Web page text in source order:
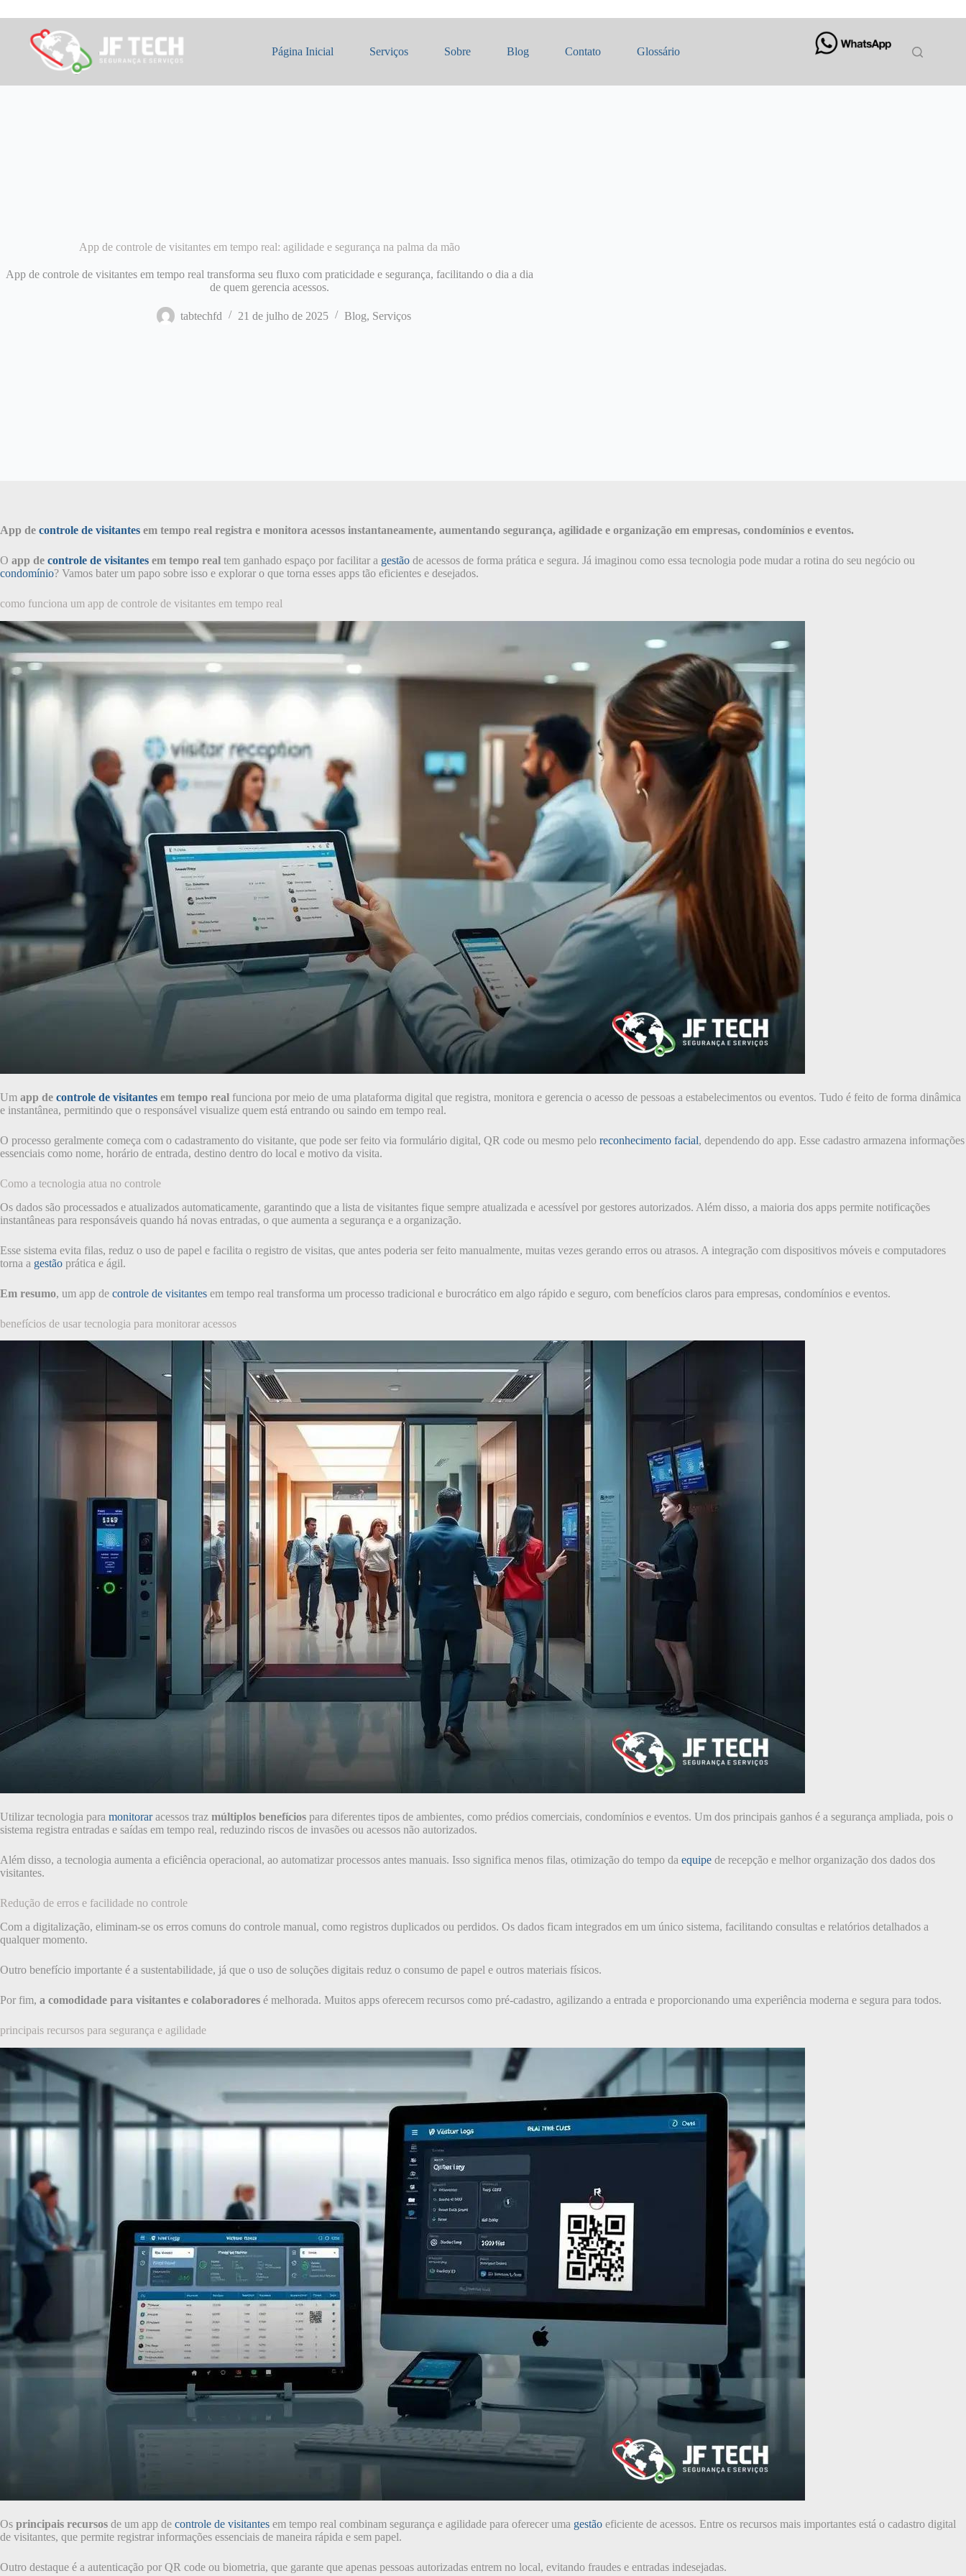
para
conteúdo
Página Inicial Serviços Sobre Blog Contato Glossário
App de controle de visitantes em tempo real: agilidade e segurança na palma da mão
App de controle de visitantes em tempo real transforma seu fluxo com praticidade e segurança, facilitando o dia a dia
de quem gerencia acessos.
tabtechfd 21 de julho de 2025 Blog, Serviços
App de controle de visitantes em tempo real registra e monitora acessos instantaneamente, aumentando segurança, agilidade e organização em empresas, condomínios e eventos.
O app de controle de visitantes em tempo real tem ganhado espaço por facilitar a gestão de acessos de forma prática e segura. Já imaginou como essa tecnologia pode mudar a rotina do seu negócio ou
condomínio? Vamos bater um papo sobre isso e explorar o que torna esses apps tão eficientes e desejados.
como funciona um app de controle de visitantes em tempo real
Um app de controle de visitantes em tempo real funciona por meio de uma plataforma digital que registra, monitora e gerencia o acesso de pessoas a estabelecimentos ou eventos. Tudo é feito de forma dinâmica
e instantânea, permitindo que o responsável visualize quem está entrando ou saindo em tempo real.
O processo geralmente começa com o cadastramento do visitante, que pode ser feito via formulário digital, QR code ou mesmo pelo reconhecimento facial, dependendo do app. Esse cadastro armazena informações
essenciais como nome, horário de entrada, destino dentro do local e motivo da visita.
Como a tecnologia atua no controle
Os dados são processados e atualizados automaticamente, garantindo que a lista de visitantes fique sempre atualizada e acessível por gestores autorizados. Além disso, a maioria dos apps permite notificações
instantâneas para responsáveis quando há novas entradas, o que aumenta a segurança e a organização.
Esse sistema evita filas, reduz o uso de papel e facilita o registro de visitas, que antes poderia ser feito manualmente, muitas vezes gerando erros ou atrasos. A integração com dispositivos móveis e computadores
torna a gestão prática e ágil.
Em resumo, um app de controle de visitantes em tempo real transforma um processo tradicional e burocrático em algo rápido e seguro, com benefícios claros para empresas, condomínios e eventos.
benefícios de usar tecnologia para monitorar acessos
Utilizar tecnologia para monitoraracessos traz múltiplos benefícios para diferentes tipos de ambientes, como prédios comerciais, condomínios e eventos. Um dos principais ganhos é a segurança ampliada, pois o
sistema registra entradas e saídas em tempo real, reduzindo riscos de invasões ou acessos não autorizados.
Além disso, a tecnologia aumenta a eficiência operacional, ao automatizar processos antes manuais. Isso significa menos filas, otimização do tempo da equipe de recepção e melhor organização dos dados dos
visitantes.
Redução de erros e facilidade no controle
Com a digitalização, eliminam-se os erros comuns do controle manual, como registros duplicados ou perdidos. Os dados ficam integrados em um único sistema, facilitando consultas e relatórios detalhados a
qualquer momento.
Outro benefício importante é a sustentabilidade, já que o uso de soluções digitais reduz o consumo de papel e outros materiais físicos.
Por fim, a comodidade para visitantes e colaboradores é melhorada. Muitos apps oferecem recursos como pré-cadastro, agilizando a entrada e proporcionando uma experiência moderna e segura para todos.
principais recursos para segurança e agilidade
Os principais recursos de um app de controle de visitantes em tempo real combinam segurança e agilidade para oferecer uma gestão eficiente de acessos. Entre os recursos mais importantes está o cadastro digital
de visitantes, que permite registrar informações essenciais de maneira rápida e sem papel.
Outro destaque é a autenticação por QR code ou biometria, que garante que apenas pessoas autorizadas entrem no local, evitando fraudes e entradas indesejadas.